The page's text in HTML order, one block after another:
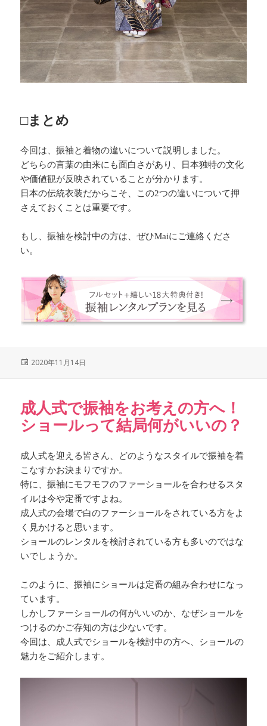
□まとめ
今回は、振袖と着物の違いについて説明しました。
どちらの言葉の由来にも面白さがあり、日本独特の文化
や価値観が反映されていることが分かります。
日本の伝統衣装だからこそ、この2つの違いについて押
さえておくことは重要です。
もし、振袖を検討中の方は、ぜひMaiにご連絡くださ
い。
Posted
2020年11月14日
成人式で振袖をお考えの方へ！
ショールって結局何がいいの？
成人式を迎える皆さん、どのようなスタイルで振袖を着
こなすかお決まりですか。
特に、振袖にモフモフのファーショールを合わせるスタ
イルは今や定番ですよね。
成人式の会場で白のファーショールをされている方をよ
く見かけると思います。
ショールのレンタルを検討されている方も多いのではな
いでしょうか。
このように、振袖にショールは定番の組み合わせになっ
ています。
しかしファーショールの何がいいのか、なぜショールを
つけるのかご存知の方は少ないです。
今回は、成人式でショールを検討中の方へ、ショールの
魅力をご紹介します。